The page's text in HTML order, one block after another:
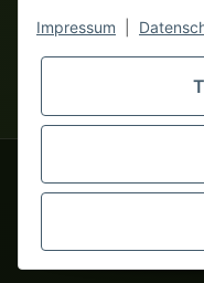
vrais monstres
entrepreneurs (§ 14
Les prix en devises
taux de change actuel.
© 2020-2026
Des milliers
Impressum